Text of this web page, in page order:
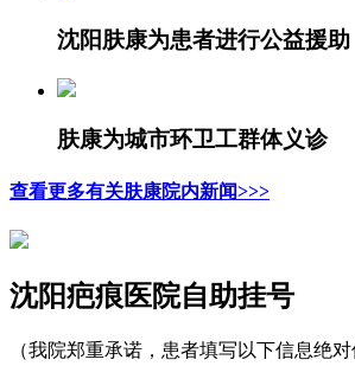
沈阳肤康为患者进行公益援助
肤康为城市环卫工群体义诊
查看更多有关肤康院内新闻>>>
沈阳疤痕医院自助挂号
（我院郑重承诺，患者填写以下信息绝对